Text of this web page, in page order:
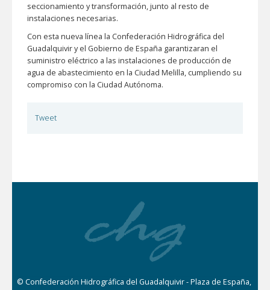
seccionamiento y transformación, junto al resto de
instalaciones necesarias.
Con esta nueva línea la Confederación Hidrográfica del
Guadalquivir y el Gobierno de España garantizaran el
suministro eléctrico a las instalaciones de producción de
agua de abastecimiento en la Ciudad Melilla, cumpliendo su
compromiso con la Ciudad Autónoma.
Tweet
© Confederación Hidrográfica del Guadalquivir - Plaza de España,